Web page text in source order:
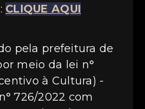
CLIQUE AQUI
pela prefeitura de
meio da lei n°
à Cultura) -
726/2022 com